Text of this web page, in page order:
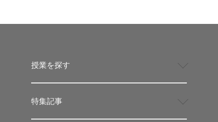
授業を探す
特集記事